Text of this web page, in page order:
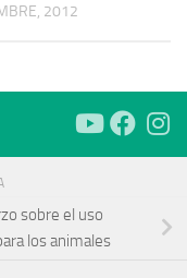
2012
sobre el uso
los animales